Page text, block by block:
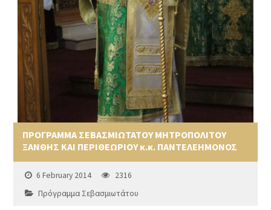
ΠΡΟΓΡΑΜΜΑ ΣΕΒΑΣΜΙΩΤΑΤΟΥ ΜΗΤΡΟΠΟΛΙΤΟΥ
ΞΑΝΘΗΣ ΚΑΙ ΠΕΡΙΘΕΩΡΙΟΥ κ.κ. ΠΑΝΤΕΛΕΗΜΟΝΟΣ
6 February 2014
2316
Πρόγραμμα Σεβασμιωτάτου